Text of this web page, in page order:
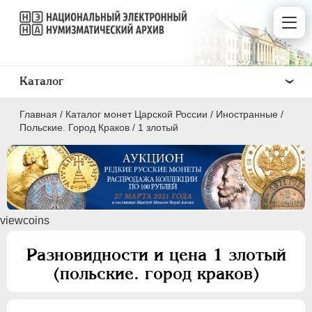
Главная / Каталог монет Царской России / Иностранные /
Польские. Город Краков / 1 злотый
viewcoins
Разновидности и цена 1 злотый
(польские. город краков)
Каталог
ПEТР I 1699 - 1725
ЕКАТЕРИНА I
АННА ИОАННОВНА 1730-1740
ИОАНН АНТОНОВИЧ
1740-1741